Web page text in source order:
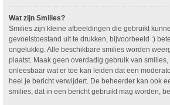
Wat zijn Smilies?
Smilies zijn kleine afbeeldingen die gebruikt
gevoelstoestand uit te drukken, bijvoorbeeld :)
ongelukkig. Alle beschikbare smilies worden
plaatst. Maak geen overdadig gebruik van
onleesbaar wat er toe kan leiden dat een
heel je bericht verwijdert. De beheerder kan ook
smilies, dat in een bericht gebruikt mag worden,